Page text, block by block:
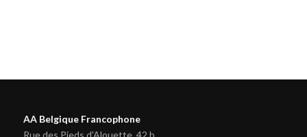
AA Belgique Francophone
Rue des Pieds d'Alouette, 42 b